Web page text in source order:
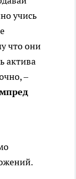
учись
что они
актива
–